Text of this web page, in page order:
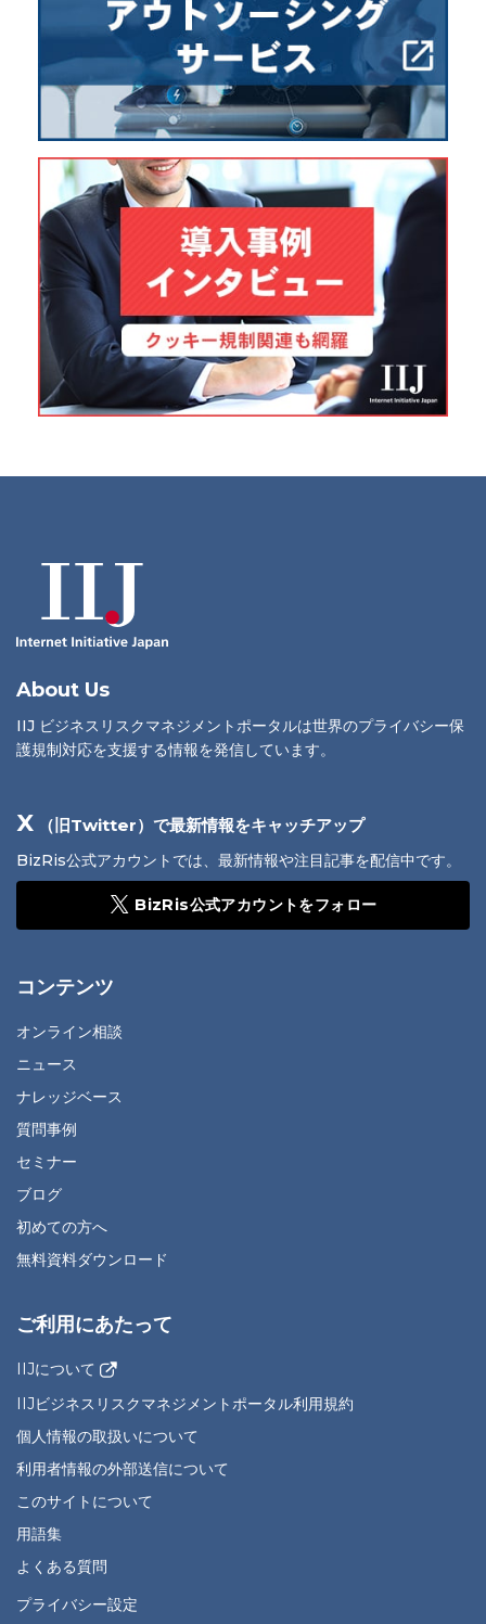
About Us
IIJ ビジネスリスクマネジメントポータルは世界のプライバシー保
護規制対応を支援する情報を発信しています。
X （旧Twitter）で最新情報をキャッチアップ
BizRis公式アカウントでは、最新情報や注目記事を配信中です。
BizRis公式アカウントをフォロー
コンテンツ
オンライン相談
ニュース
ナレッジベース
質問事例
セミナー
ブログ
初めての方へ
無料資料ダウンロード
ご利用にあたって
IIJについて
IIJビジネスリスクマネジメントポータル利用規約
個人情報の取扱いについて
利用者情報の外部送信について
このサイトについて
用語集
よくある質問
プライバシー設定